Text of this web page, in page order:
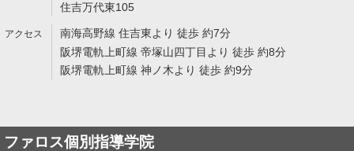
住吉万代東105
南海高野線 住吉東より 徒歩 約7分
阪堺電軌上町線 帝塚山四丁目より 徒歩 約8分
阪堺電軌上町線 神ノ木より 徒歩 約9分
ファロス個別指導学院